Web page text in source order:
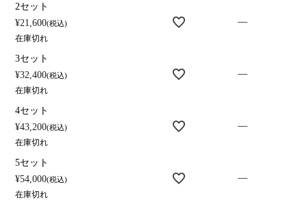
2セット
¥21,600 税込
在庫切れ
—
3セット
¥32,400 税込
在庫切れ
—
4セット
¥43,200 税込
在庫切れ
—
5セット
¥54,000 税込
在庫切れ
—